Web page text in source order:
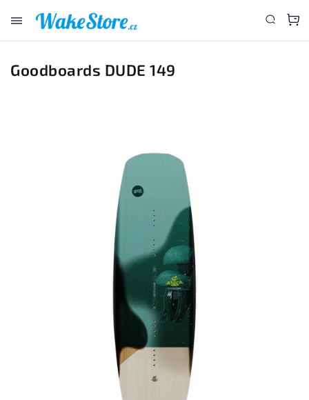
Goodboards DUDE 149
www.wakestore.cz - Chat